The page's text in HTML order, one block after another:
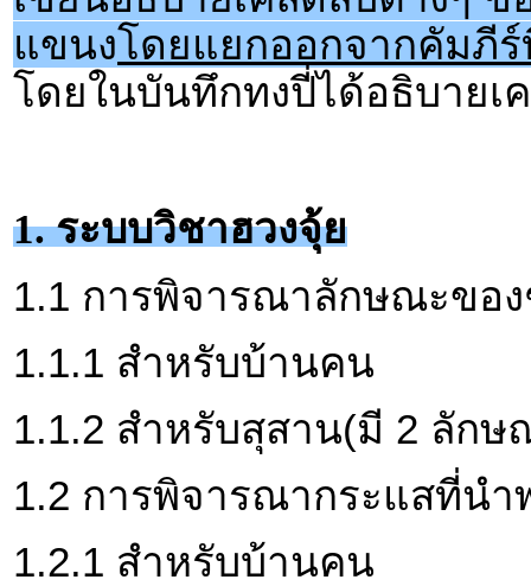
แขนงโดยแยกออกจากคัมภี
โดยในบันทึกทงปี่ได้อธิบายเ
1. ระบบวิชาฮวงจุ้ย
1.1 การพิจารณาลักษณะของ
1.1.1 สำหรับบ้านคน
1.1.2 สำหรับสุสาน(มี 2 ลักษ
1.2 การพิจารณากระแสที่นำ
1.2.1 สำหรับบ้านคน